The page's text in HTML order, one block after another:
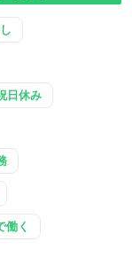
日休み
働く